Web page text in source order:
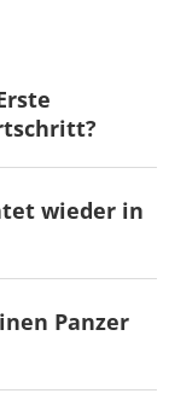
wieder in
Panzer